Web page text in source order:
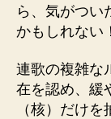
ら、気がつい
かもしれない！
連歌の複雑な
在を認め、緩
（核）だけを